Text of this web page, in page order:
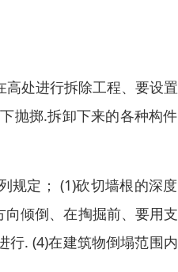
处进行拆除工程、要设
抛掷.拆卸下来的各种构
规定； (1)砍切墙根的深
倾倒、在掏掘前、要用
行. (4)在建筑物倒塌范围